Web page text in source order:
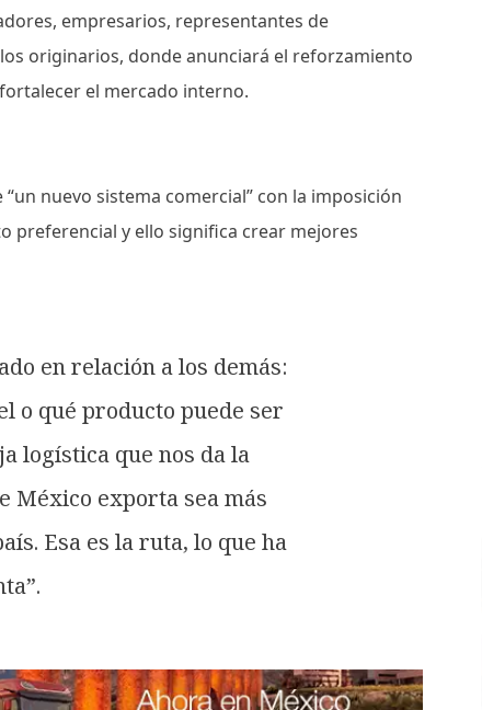
empresarios, representantes de
originarios, donde anunciará el reforzamiento
el mercado interno.
nuevo sistema comercial” con la imposición
preferencial y ello significa crear mejores
en relación a los demás:
o qué producto puede ser
logística que nos da la
México exporta sea más
Esa es la ruta, lo que ha